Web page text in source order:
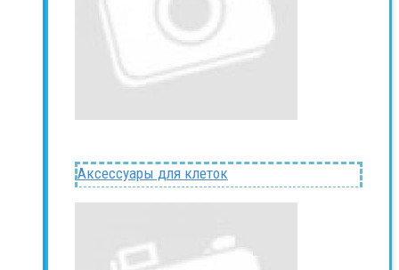
Аксессуары для клеток